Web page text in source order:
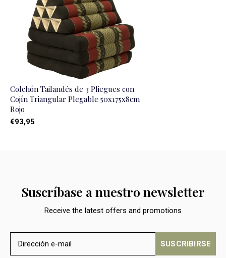
Colchón Tailandés de 3 Pliegues con
Cojín Triangular Plegable 50x175x8cm
Rojo
€93,95
Suscríbase a nuestro newsletter
Receive the latest offers and promotions
SUSCRIBIRSE